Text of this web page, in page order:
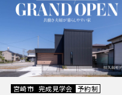
宮崎市 完成見学会 予約制